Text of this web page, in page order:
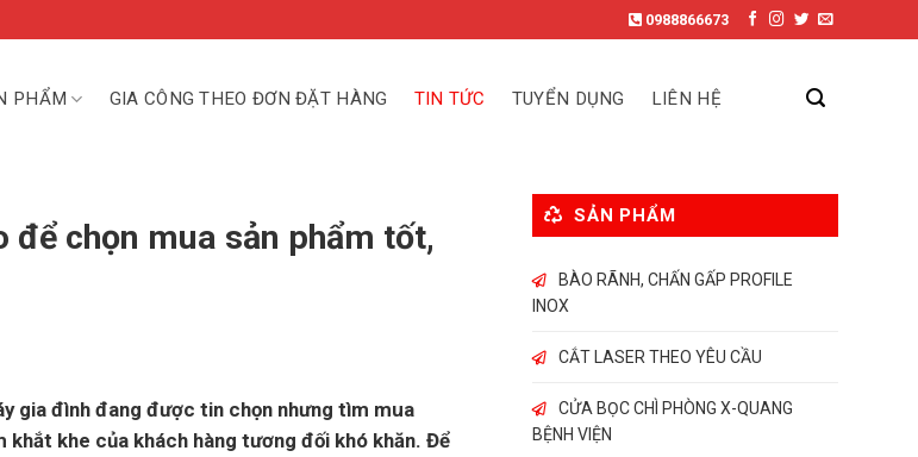
0988866673
PHẨM GIA CÔNG THEO ĐƠN ĐẶT HÀNG TIN TỨC TUYỂN DỤNG LIÊN HỆ
để chọn mua sản phẩm tốt,
gia đình đang được tin chọn nhưng tìm mua
khe của khách hàng tương đối khó khăn. Để
SẢN PHẨM
BÀO RÃNH, CHẤN GẤP PROFILE
INOX
CẮT LASER THEO YÊU CẦU
CỬA BỌC CHÌ PHÒNG X-QUANG
BỆNH VIỆN